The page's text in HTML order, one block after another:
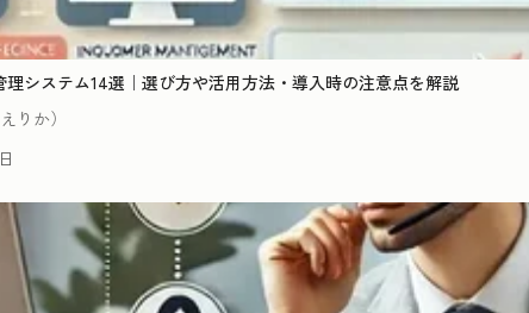
理システム14選｜選び方や活用方法・導入時の注意点を解説
りか）